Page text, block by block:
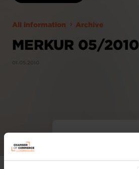
All information Archive
MERKUR 05/2010